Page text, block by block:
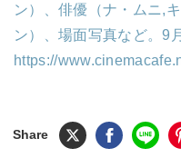
ン）、俳優（ナ・ムニ,
ン）、場面写真など。9
https://